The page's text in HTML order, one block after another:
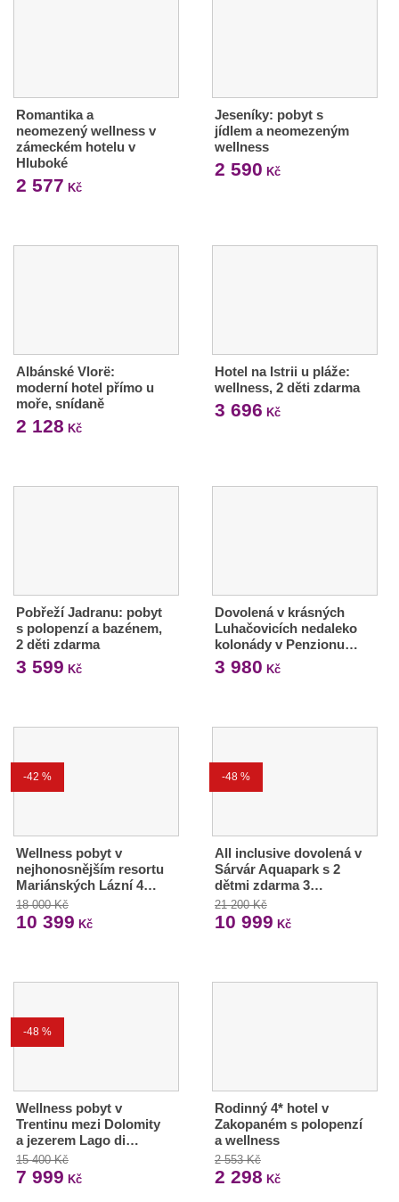
Romantika a
neomezený wellness v
zámeckém hotelu v
Hluboké
2 577 Kč
Jeseníky: pobyt s
jídlem a neomezeným
wellness
2 590 Kč
Albánské Vlorë:
moderní hotel přímo u
moře, snídaně
2 128 Kč
Hotel na Istrii u pláže:
wellness, 2 děti zdarma
3 696 Kč
Pobřeží Jadranu: pobyt
s polopenzí a bazénem,
2 děti zdarma
3 599 Kč
Dovolená v krásných
Luhačovicích nedaleko
kolonády v Penzionu…
3 980 Kč
-42 %
Wellness pobyt v
nejhonosnějším resortu
Mariánských Lázní 4…
18 000 Kč
10 399 Kč
-48 %
All inclusive dovolená v
Sárvár Aquapark s 2
dětmi zdarma 3…
21 200 Kč
10 999 Kč
-48 %
Wellness pobyt v
Trentinu mezi Dolomity
a jezerem Lago di…
15 400 Kč
7 999 Kč
Rodinný 4* hotel v
Zakopaném s polopenzí
a wellness
2 553 Kč
2 298 Kč